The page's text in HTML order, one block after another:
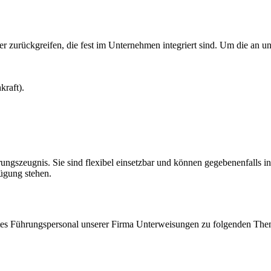
zurückgreifen, die fest im Unternehmen integriert sind. Um die an
Sie sind flexibel einsetzbar und können gegebenenfalls
stehen.
Führungspersonal unserer Firma Unterweisungen zu folgenden